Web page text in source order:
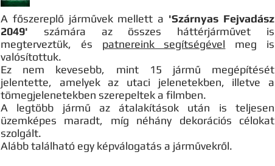
A főszereplő járművek mellett a 'Szárnyas Fejvadász
2049' számára az összes háttérjárművet is
megterveztük, és patnereink segítségével meg is
valósítottuk.
Ez nem kevesebb, mint 15 jármű megépítését
jelentette, amelyek az utaci jelenetekben, illetve a
tömegjelenetekben szerepeltek a filmben.
A legtöbb jármű az átalakítások után is teljesen
üzemképes maradt, míg néhány dekorációs célokat
szolgált.
Alább található egy képválogatás a járművekről.